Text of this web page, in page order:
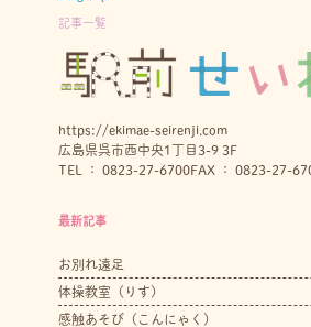
記事一覧
https://ekimae-seirenji.com
広島県呉市西中央1丁目3-9 3F
TEL ： 0823-27-6700FAX ： 0823-27-
最新記事
お別れ遠足
体操教室（りす）
感触あそび（こんにゃく）